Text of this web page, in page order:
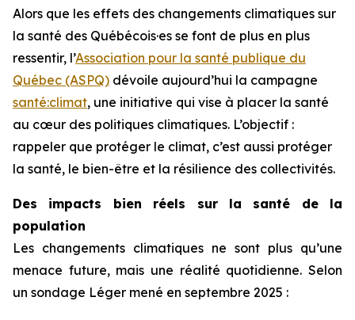
Alors que les effets des changements climatiques sur
la santé des Québécois·es se font de plus en plus
ressentir, l’Association pour la santé publique du
Québec (ASPQ) dévoile aujourd’hui la campagne
santé:climat, une initiative qui vise à placer la santé
au cœur des politiques climatiques. L’objectif :
rappeler que protéger le climat, c’est aussi protéger
la santé, le bien-être et la résilience des collectivités.
Des impacts bien réels sur la santé de la
population
Les changements climatiques ne sont plus qu’une
menace future, mais une réalité quotidienne. Selon
un sondage Léger mené en septembre 2025 :